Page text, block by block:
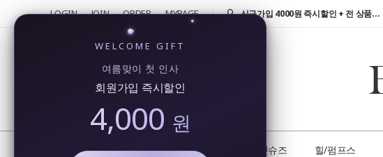
LOGIN JOIN ORDER MYPAGE
반품 및 교환 신청시 참고하세요!!!...
반품 및 교환 신청시 참고하세요!!!...
NEW BEST 플랫슈즈 힐/펌프스
WELCOME GIFT
여름맞이 첫 인사
회원가입 즉시할인
4,000 원